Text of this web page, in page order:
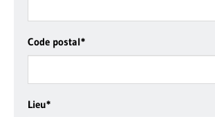
Code postal*
Lieu*